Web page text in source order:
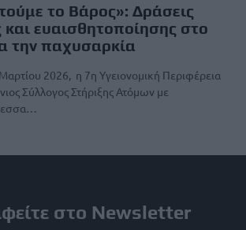
το Βάρος»: Δράσεις
ευαισθητοποίησης στο
την παχυσαρκία
2026, η 7η Υγειονομική Περιφέρεια
Σύλλογος Στήριξης Ατόμων με
στο Newsletter